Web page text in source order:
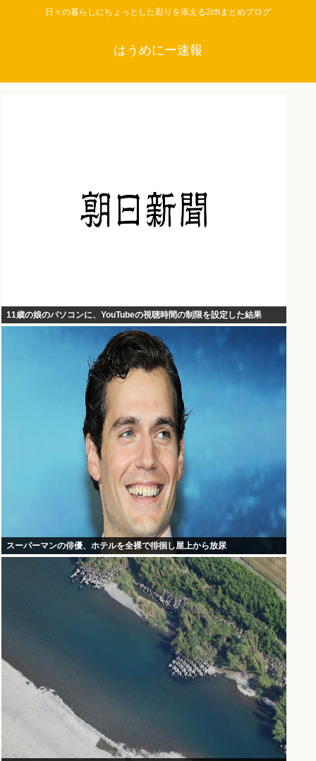
日々の暮らしにちょっとした彩りを添える2chまとめブログ
はうめにー速報
11歳の娘のパソコンに、YouTubeの視聴時間の制限を設定した結果
スーパーマンの俳優、ホテルを全裸で徘徊し屋上から放尿